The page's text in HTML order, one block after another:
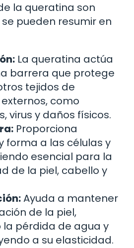
la queratina son
pueden resumir en
La queratina actúa
barrera que protege
tejidos de
como
virus y daños físicos.
Proporciona
forma a las células y
esencial para la
de la piel, cabello y
Ayuda a mantener
de la piel,
la pérdida de agua y
a su elasticidad.